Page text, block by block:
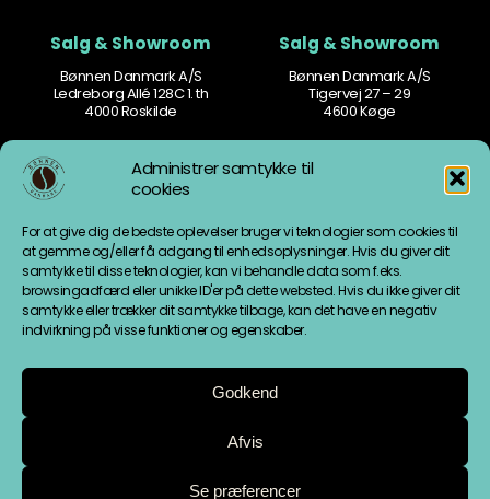
Administrer samtykke til
cookies
For at give dig de bedste oplevelser bruger vi teknologier som cookies til
at gemme og/eller få adgang til enhedsoplysninger. Hvis du giver dit
samtykke til disse teknologier, kan vi behandle data som f.eks.
browsingadfærd eller unikke ID'er på dette websted. Hvis du ikke giver dit
samtykke eller trækker dit samtykke tilbage, kan det have en negativ
indvirkning på visse funktioner og egenskaber.
Godkend
Afvis
Se præferencer
Salg & Showroom
Bønnen Danmark A/S
Ledreborg Allé 128C 1. th
4000 Roskilde
Salg & Showroom
Bønnen Danmark A/S
Tigervej 27 – 29
4600 Køge
Kontakt
77 77 60 60
mail.vest@bonnen.dk
Åbningstider
Weekend: Lukket
Information
Cookiepolitik
Handelsbetingelser &
Fødevarestyrelsen
Bønnen Danmark A/S